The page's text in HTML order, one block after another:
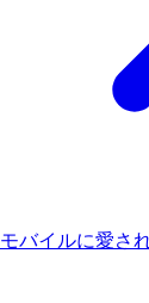
モバイルに愛さ